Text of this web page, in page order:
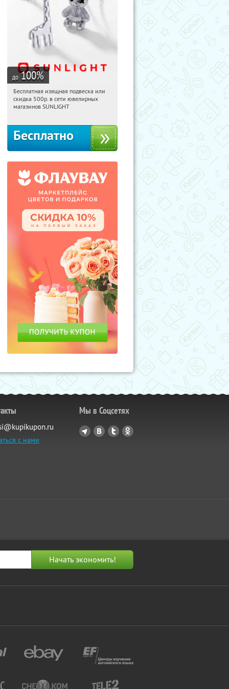
до 100%
06:27:34 Получили:
Россия
Бесплатная изящная подвеска или
скидка 500р. в сети ювелирных
магазинов SUNLIGHT
Бесплатно
с нами
Мы в Соцсетях